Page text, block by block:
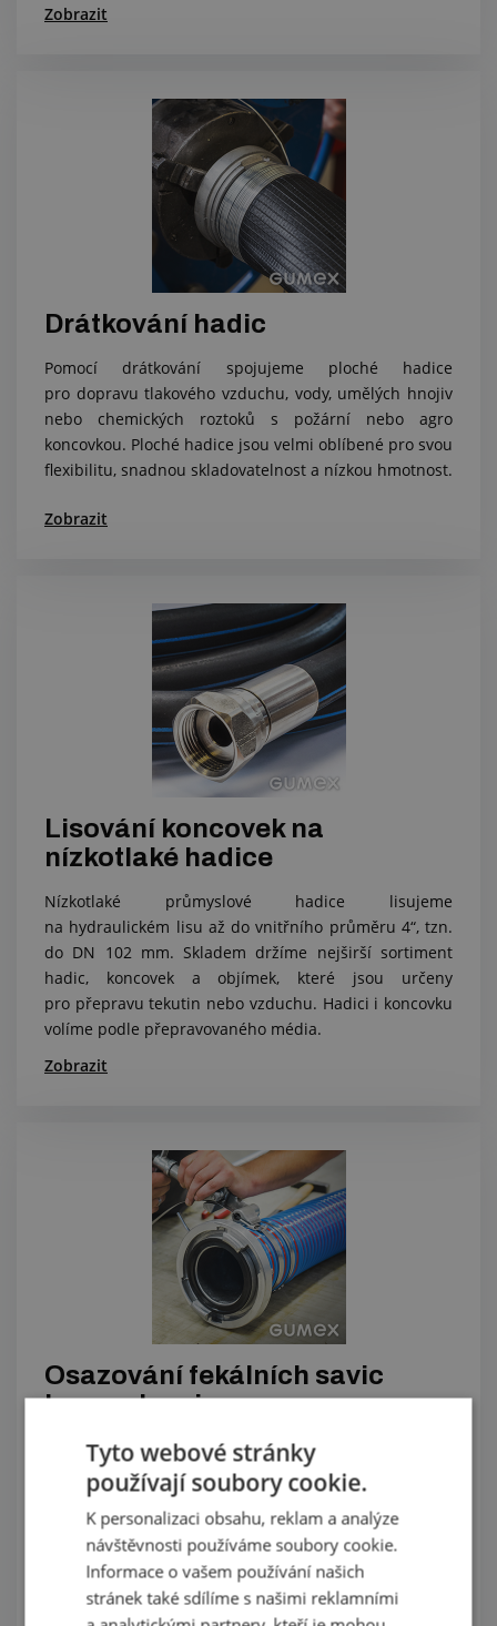
Zobrazit
Drátkování hadic
Pomocí drátkování spojujeme ploché hadice
pro dopravu tlakového vzduchu, vody, umělých hnojiv
nebo chemických roztoků s požární nebo agro
koncovkou. Ploché hadice jsou velmi oblíbené pro svou
flexibilitu, snadnou skladovatelnost a nízkou hmotnost.
Zobrazit
Lisování koncovek na
nízkotlaké hadice
Nízkotlaké průmyslové hadice lisujeme
na hydraulickém lisu až do vnitřního průměru 4“, tzn.
do DN 102 mm. Skladem držíme nejširší sortiment
hadic, koncovek a objímek, které jsou určeny
pro přepravu tekutin nebo vzduchu. Hadici i koncovku
volíme podle přepravovaného média.
Zobrazit
Osazování fekálních savic
koncovkami
K armování fekálních savic používáme nerezové pásky
Normetta. Nejčastěji armujeme pákové koncovky,
šroubovací koncovky, koncovky Perrot, Ferrari, Bauer
nebo požární STORZ AGRO koncovky. Konečné využití
kvalitně osazených fekálních savic: pro fekální,
zemědělské, hasičské i komunální vozy, zavlažovací
a stavební techniku.
Tyto webové stránky
používají soubory cookie.
K personalizaci obsahu, reklam a analýze
návštěvnosti používáme soubory cookie.
Informace o vašem používání našich
stránek také sdílíme s našimi reklamními